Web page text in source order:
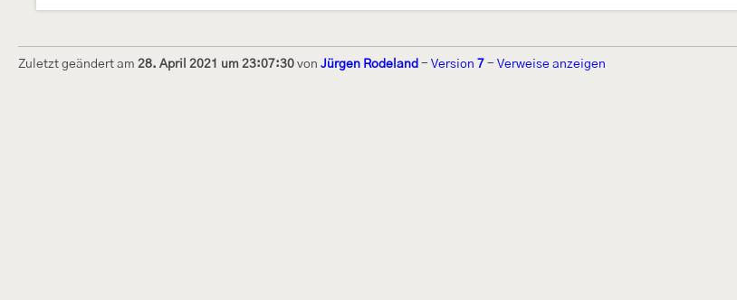
Zuletzt geändert am 28. April 2021 um 23:07:30 von Jürgen Rodeland - Version 7 - Verweise anzeigen